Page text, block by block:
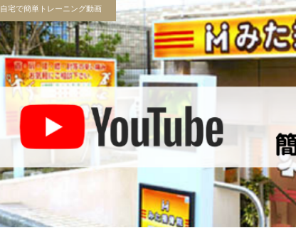
自宅で簡単トレーニング動画